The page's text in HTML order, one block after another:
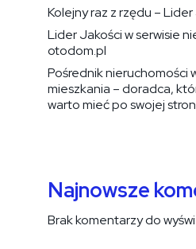
Kolejny raz z rzędu –
Lider Jakości w serwisie
otodom.pl
Pośrednik nieruchomości
mieszkania – doradca,
warto mieć po swojej
Najnowsze
Brak komentarzy do